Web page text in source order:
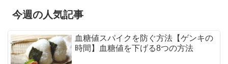
今週の人気記事
血糖値スパイクを防ぐ方法【ゲンキの
時間】血糖値を下げる8つの方法